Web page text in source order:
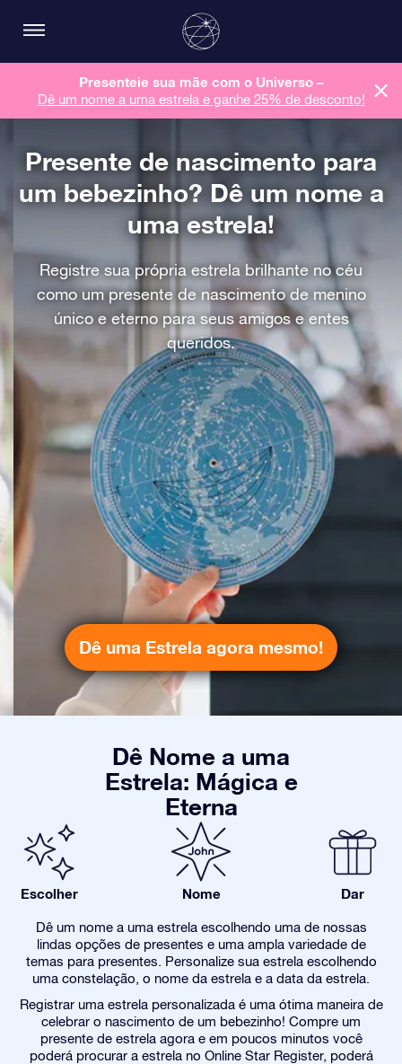
Presenteie sua mãe com o Universo –
Dê um nome a uma estrela e ganhe 25% de desconto!
Presente de nascimento para
um bebezinho? Dê um nome a
uma estrela!
Registre sua própria estrela brilhante no céu
como um presente de nascimento de menino
único e eterno para seus amigos e entes
queridos.
Dê uma Estrela agora mesmo!
Dê Nome a uma
Estrela: Mágica e
Eterna
Escolher Nome Dar
Dê um nome a uma estrela escolhendo uma de nossas
lindas opções de presentes e uma ampla variedade de
temas para presentes. Personalize sua estrela escolhendo
uma constelação, o nome da estrela e a data da estrela.
Registrar uma estrela personalizada é uma ótima maneira de
celebrar o nascimento de um bebezinho! Compre um
presente de estrela agora e em poucos minutos você
poderá procurar a estrela no Online Star Register, poderá